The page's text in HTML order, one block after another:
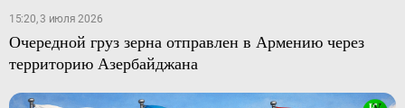
15:20, 3 июля 2026
Очередной груз зерна отправлен в Армению через
территорию Азербайджана